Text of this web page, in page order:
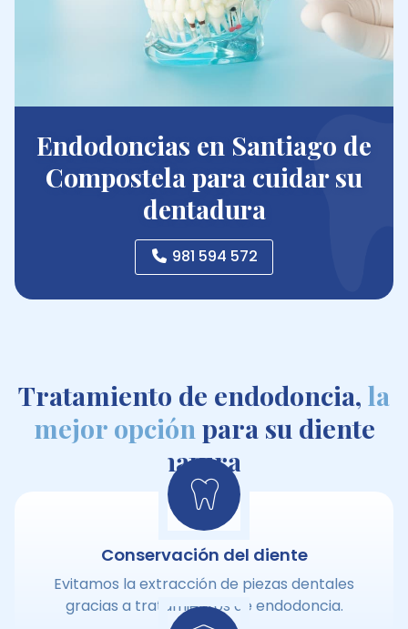
Fácil contacto para cuidar su bienestar dental
¿Necesita ayuda?
Endodoncias en Santiago de
Compostela para cuidar su
dentadura
981 594 572
Tratamiento de endodoncia, la
mejor opción para su diente
natural
Conservación del diente
Evitamos la extracción de piezas dentales
gracias a tratamientos de endodoncia.